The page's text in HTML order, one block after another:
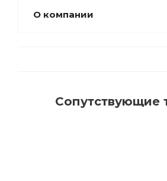
О компании
Сопутствующие